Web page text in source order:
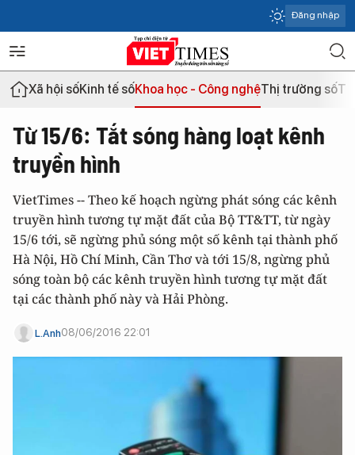
Đăng nhập
Xã hội sốKinh tế sốKhoa học - Công nghệThị trường số
Từ 15/6: Tắt sóng hàng loạt kênh
truyền hình
VietTimes -- Theo kế hoạch ngừng phát sóng các kênh
truyền hình tương tự mặt đất của Bộ TT&TT, từ ngày
15/6 tới, sẽ ngừng phủ sóng một số kênh tại thành phố
Hà Nội, Hồ Chí Minh, Cần Thơ và tới 15/8, ngừng phủ
sóng toàn bộ các kênh truyền hình tương tự mặt đất
tại các thành phố này và Hải Phòng.
L.Anh08/06/2016 22:01